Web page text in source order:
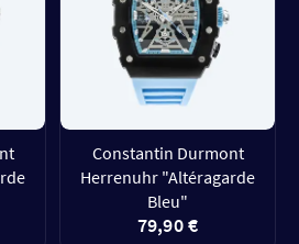
Constantin Durmont
Herrenuhr "Altéragarde
Bleu"
79,90 €